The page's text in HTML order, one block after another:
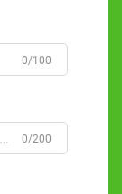
0/100
0/200